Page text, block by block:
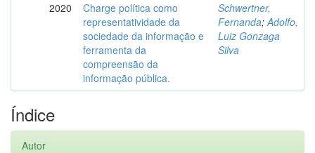
2020
Charge política como
representatividade da
sociedade da informação e
ferramenta da
compreensão da
informação pública.
Schwertner,
Fernanda;Adolfo,
Luiz Gonzaga
Silva
Índice
Autor